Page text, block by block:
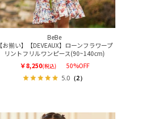
BeBe
【お揃い】【DEVEAUX】ローンフラワープ
リントフリルワンピース(90~140cm)
￥8,250(税込)
50%OFF
5.0（2）